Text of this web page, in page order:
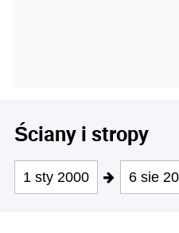
Ściany i stropy
1 sty 2000 6 sie